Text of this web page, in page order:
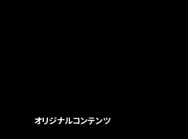
オリジナルコンテンツ